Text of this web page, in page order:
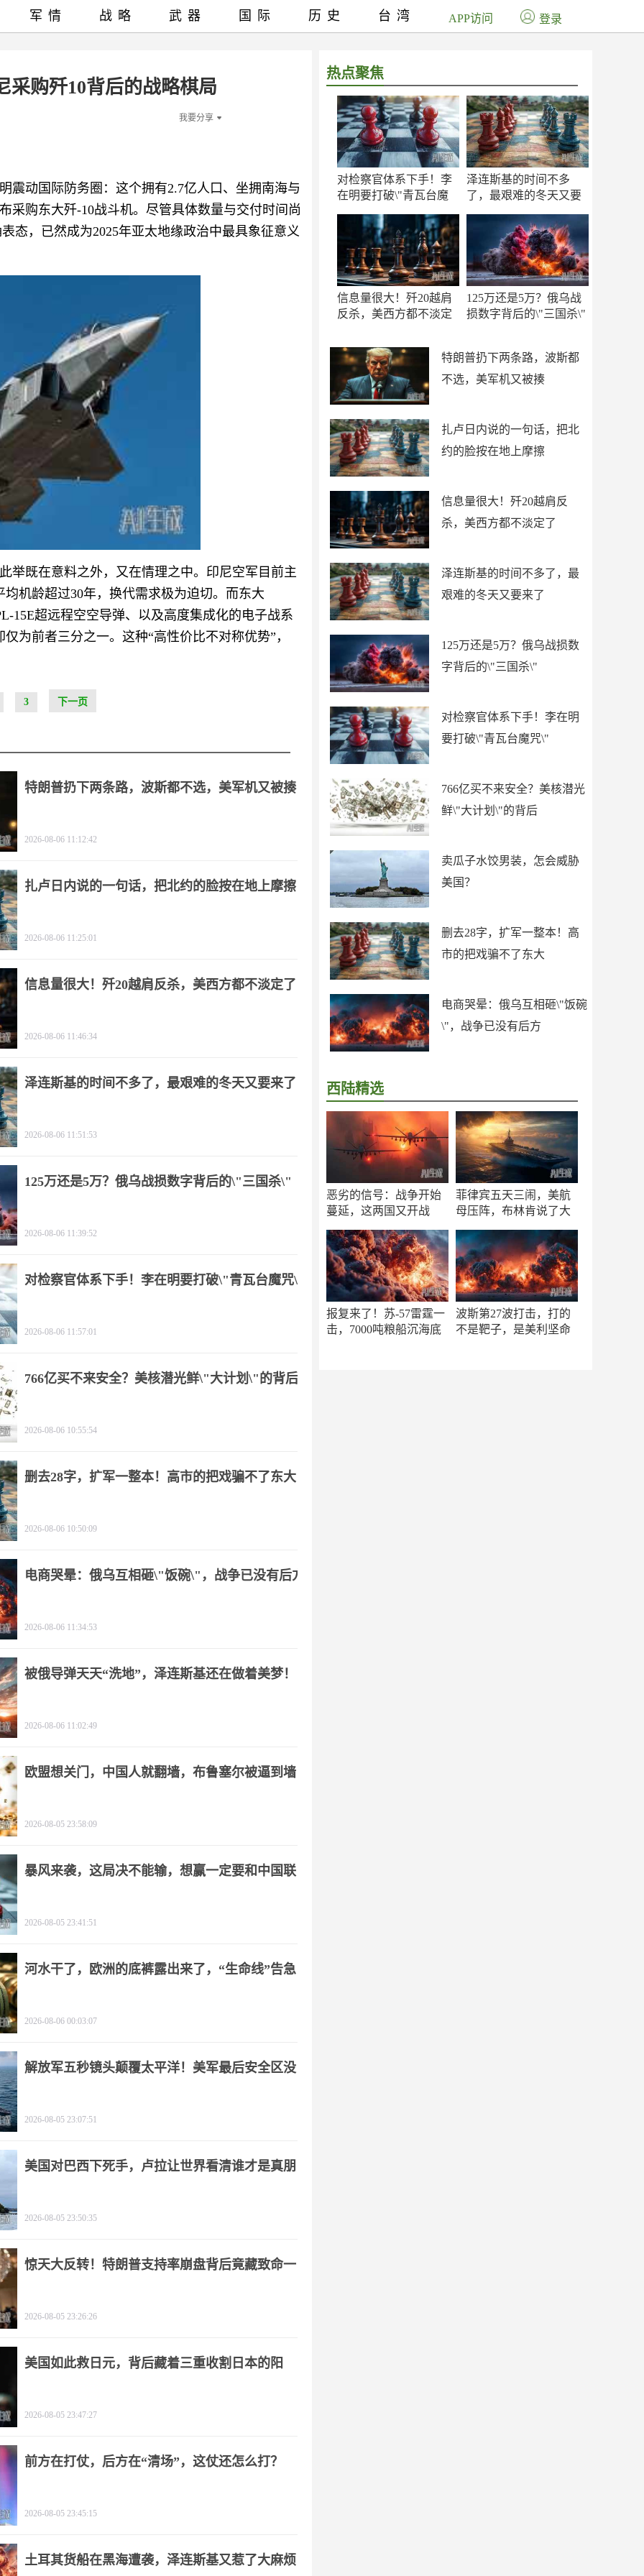
采购歼10背后的战略棋局
我要分享
震动国际防务圈：这个拥有2.7亿人口、坐拥南海与
采购东大歼-10战斗机。尽管具体数量与交付时间尚
态，已然成为2025年亚太地缘政治中最具象征意义
举既在意料之外，又在情理之中。印尼空军目前主
机龄超过30年，换代需求极为迫切。而东大
15E超远程空空导弹、以及高度集成化的电子战系
为前者三分之一。这种“高性价比不对称优势”，
3 下一页
热点聚焦
对检察官体系下手！李
在明要打破\"青瓦台魔
泽连斯基的时间不多
了，最艰难的冬天又要
信息量很大！歼20越肩
反杀，美西方都不淡定
125万还是5万？俄乌战
损数字背后的\"三国杀\"
特朗普扔下两条路，波斯都
不选，美军机又被揍
扎卢日内说的一句话，把北
约的脸按在地上摩擦
信息量很大！歼20越肩反
杀，美西方都不淡定了
泽连斯基的时间不多了，最
艰难的冬天又要来了
125万还是5万？俄乌战损数
字背后的\"三国杀\"
对检察官体系下手！李在明
要打破\"青瓦台魔咒\"
766亿买不来安全？美核潜光
鲜\"大计划\"的背后
卖瓜子水饺男装，怎会威胁
美国？
删去28字，扩军一整本！高
市的把戏骗不了东大
电商哭晕：俄乌互相砸\"饭碗
\"，战争已没有后方
西陆精选
恶劣的信号：战争开始
蔓延，这两国又开战
菲律宾五天三闹，美航
母压阵，布林肯说了大
报复来了！苏-57雷霆一
击，7000吨粮船沉海底
波斯第27波打击，打的
不是靶子，是美利坚命
军情 战略 武器 国际 历史 台湾 APP访问 登录
特朗普扔下两条路，波斯都不选，美军机又被揍
2026-08-06 11:12:42
扎卢日内说的一句话，把北约的脸按在地上摩擦
2026-08-06 11:25:01
信息量很大！歼20越肩反杀，美西方都不淡定了
2026-08-06 11:46:34
泽连斯基的时间不多了，最艰难的冬天又要来了
2026-08-06 11:51:53
125万还是5万？俄乌战损数字背后的\"三国杀\"
2026-08-06 11:39:52
对检察官体系下手！李在明要打破\"青瓦台魔咒\"
2026-08-06 11:57:01
766亿买不来安全？美核潜光鲜\"大计划\"的背后
2026-08-06 10:55:54
删去28字，扩军一整本！高市的把戏骗不了东大
2026-08-06 10:50:09
电商哭晕：俄乌互相砸\"饭碗\"，战争已没有后方
2026-08-06 11:34:53
被俄导弹天天“洗地”，泽连斯基还在做着美梦！
2026-08-06 11:02:49
欧盟想关门，中国人就翻墙，布鲁塞尔被逼到墙
2026-08-05 23:58:09
暴风来袭，这局决不能输，想赢一定要和中国联
2026-08-05 23:41:51
河水干了，欧洲的底裤露出来了，“生命线”告急
2026-08-06 00:03:07
解放军五秒镜头颠覆太平洋！美军最后安全区没
2026-08-05 23:07:51
美国对巴西下死手，卢拉让世界看清谁才是真朋
2026-08-05 23:50:35
惊天大反转！特朗普支持率崩盘背后竟藏致命一
2026-08-05 23:26:26
美国如此救日元，背后藏着三重收割日本的阳
2026-08-05 23:47:27
前方在打仗，后方在“清场”，这仗还怎么打？
2026-08-05 23:45:15
土耳其货船在黑海遭袭，泽连斯基又惹了大麻烦